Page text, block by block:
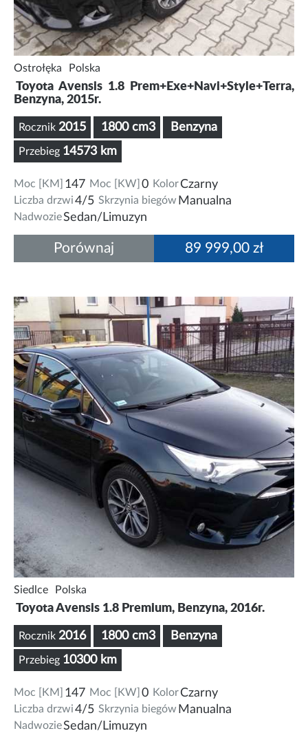
Ostrołęka Polska
Toyota Avensis 1.8 Prem+Exe+Navi+Style+Terra,
Benzyna, 2015r.
Rocznik 2015 1800 cm3 Benzyna
Przebieg 14573 km
Moc [KM] 147 Moc [KW] 0 KolorCzarny
Liczba drzwi4/5 Skrzynia biegów Manualna
NadwozieSedan/Limuzyn
89 999,00 zł
Porównaj
Siedlce Polska
Toyota Avensis 1.8 Premium, Benzyna, 2016r.
Rocznik 2016 1800 cm3 Benzyna
Przebieg 10300 km
Moc [KM] 147 Moc [KW] 0 KolorCzarny
Liczba drzwi4/5 Skrzynia biegów Manualna
NadwozieSedan/Limuzyn